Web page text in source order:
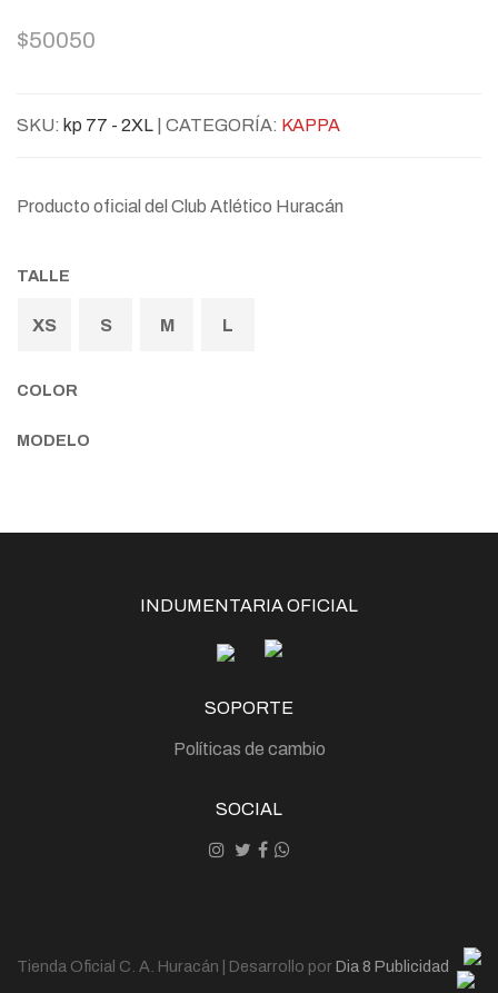
$50050
SKU: kp 77 - 2XL | CATEGORÍA: KAPPA
Producto oficial del Club Atlético Huracán
TALLE
XS S M L
COLOR
MODELO
INDUMENTARIA OFICIAL
SOPORTE
Políticas de cambio
SOCIAL
Tienda Oficial C. A. Huracán | Desarrollo porDia 8 Publicidad